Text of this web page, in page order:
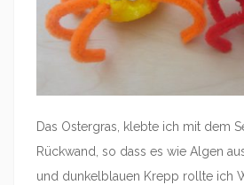
Das Ostergras, klebte ich mit dem
Rückwand, so dass es wie Algen
und dunkelblauen Krepp rollte ich